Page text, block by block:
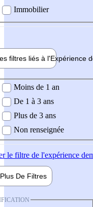
Immobilier
filtres liés à l'Expérience
demandée
Moins de 1 an
De 1 à 3 ans
Plus de 3 ans
Non renseignée
le filtre de l'expérience
Plus De Filtres